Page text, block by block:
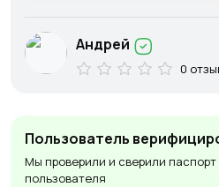
Пользователь
Мы проверили и сверили
пользователя
Андрей
0